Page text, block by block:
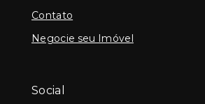
Contato
Negocie seu Imóvel
Social